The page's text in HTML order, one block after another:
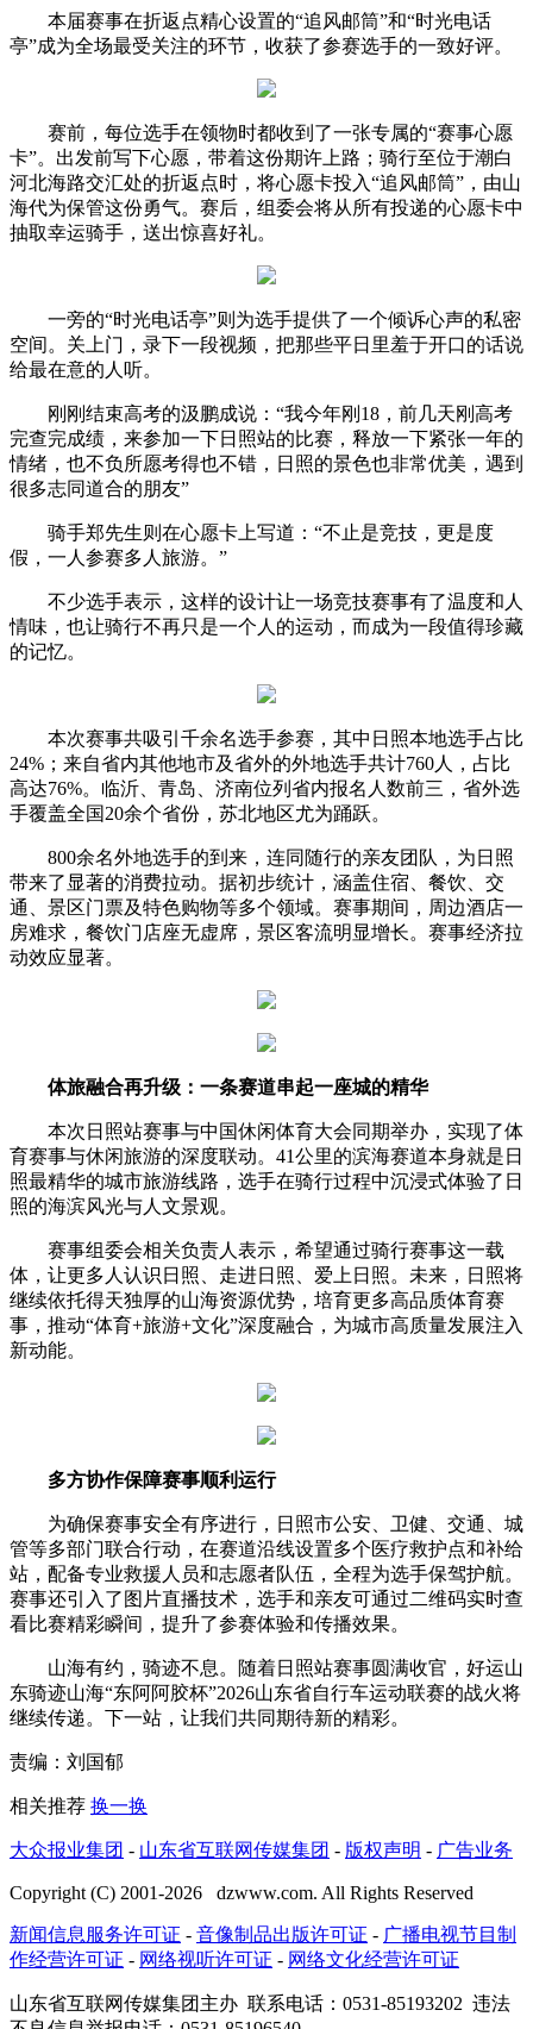
本届赛事在折返点精心设置的“追风邮筒”和“时光电话
亭”成为全场最受关注的环节，收获了参赛选手的一致好评。
赛前，每位选手在领物时都收到了一张专属的“赛事心愿
卡”。出发前写下心愿，带着这份期许上路；骑行至位于潮白
河北海路交汇处的折返点时，将心愿卡投入“追风邮筒”，由山
海代为保管这份勇气。赛后，组委会将从所有投递的心愿卡中
抽取幸运骑手，送出惊喜好礼。
一旁的“时光电话亭”则为选手提供了一个倾诉心声的私密
空间。关上门，录下一段视频，把那些平日里羞于开口的话说
给最在意的人听。
刚刚结束高考的汲鹏成说：“我今年刚18，前几天刚高考
完查完成绩，来参加一下日照站的比赛，释放一下紧张一年的
情绪，也不负所愿考得也不错，日照的景色也非常优美，遇到
很多志同道合的朋友”
骑手郑先生则在心愿卡上写道：“不止是竞技，更是度
假，一人参赛多人旅游。”
不少选手表示，这样的设计让一场竞技赛事有了温度和人
情味，也让骑行不再只是一个人的运动，而成为一段值得珍藏
的记忆。
本次赛事共吸引千余名选手参赛，其中日照本地选手占比
24%；来自省内其他地市及省外的外地选手共计760人，占比
高达76%。临沂、青岛、济南位列省内报名人数前三，省外选
手覆盖全国20余个省份，苏北地区尤为踊跃。
800余名外地选手的到来，连同随行的亲友团队，为日照
带来了显著的消费拉动。据初步统计，涵盖住宿、餐饮、交
通、景区门票及特色购物等多个领域。赛事期间，周边酒店一
房难求，餐饮门店座无虚席，景区客流明显增长。赛事经济拉
动效应显著。
体旅融合再升级：一条赛道串起一座城的精华
本次日照站赛事与中国休闲体育大会同期举办，实现了体
育赛事与休闲旅游的深度联动。41公里的滨海赛道本身就是日
照最精华的城市旅游线路，选手在骑行过程中沉浸式体验了日
照的海滨风光与人文景观。
赛事组委会相关负责人表示，希望通过骑行赛事这一载
体，让更多人认识日照、走进日照、爱上日照。未来，日照将
继续依托得天独厚的山海资源优势，培育更多高品质体育赛
事，推动“体育+旅游+文化”深度融合，为城市高质量发展注入
新动能。
多方协作保障赛事顺利运行
为确保赛事安全有序进行，日照市公安、卫健、交通、城
管等多部门联合行动，在赛道沿线设置多个医疗救护点和补给
站，配备专业救援人员和志愿者队伍，全程为选手保驾护航。
赛事还引入了图片直播技术，选手和亲友可通过二维码实时查
看比赛精彩瞬间，提升了参赛体验和传播效果。
山海有约，骑迹不息。随着日照站赛事圆满收官，好运山
东骑迹山海“东阿阿胶杯”2026山东省自行车运动联赛的战火将
继续传递。下一站，让我们共同期待新的精彩。
责编：刘国郁
相关推荐 换一换
大众报业集团 - 山东省互联网传媒集团 - 版权声明 - 广告业务
Copyright (C) 2001-2026 dzwww.com. All Rights Reserved
新闻信息服务许可证 - 音像制品出版许可证 - 广播电视节目制
作经营许可证 - 网络视听许可证 - 网络文化经营许可证
山东省互联网传媒集团主办 联系电话：0531-85193202 违法